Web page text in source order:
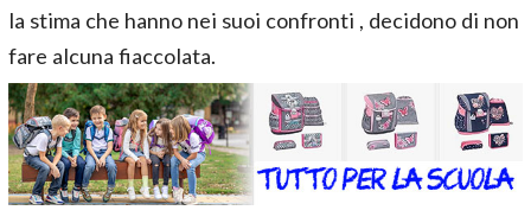
la stima che hanno nei suoi confronti , decidono di non
fare alcuna fiaccolata.